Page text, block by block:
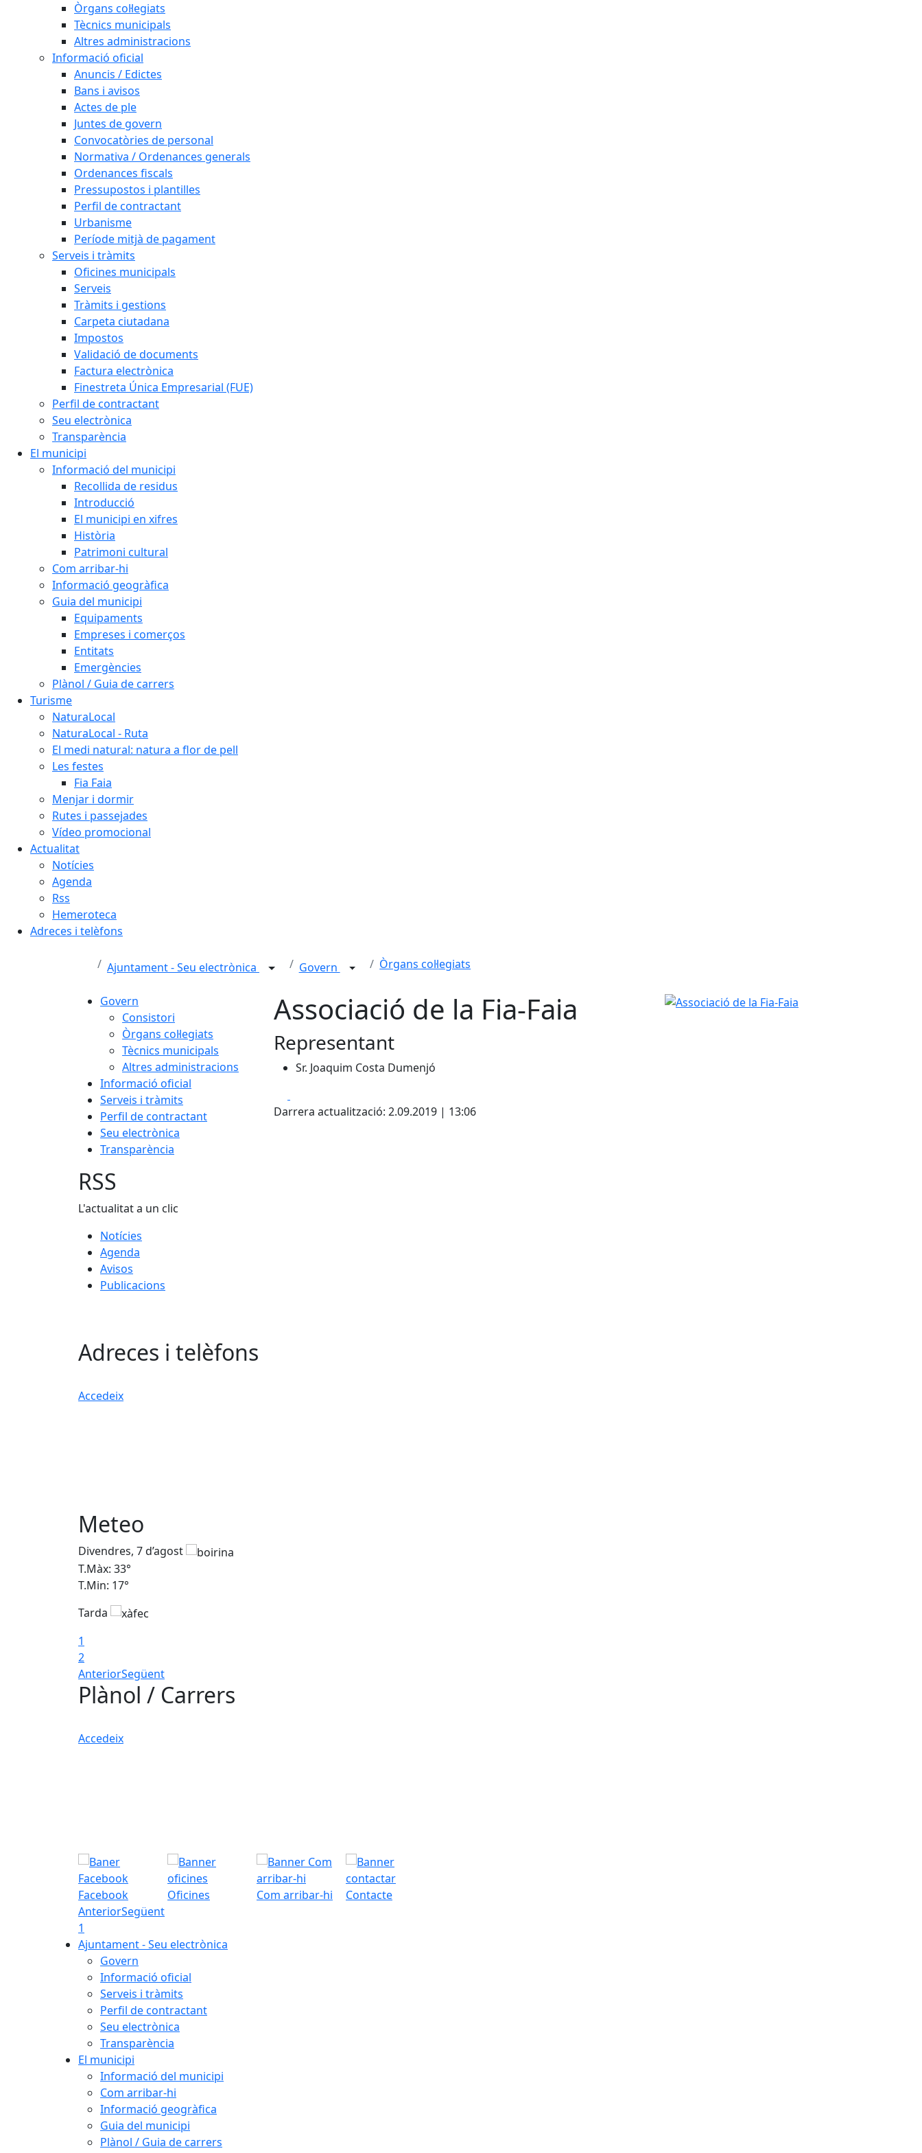
Òrgans col·legiats
Tècnics municipals
Altres administracions
Informació oficial
Anuncis / Edictes
Bans i avisos
Actes de ple
Juntes de govern
Convocatòries de personal
Normativa / Ordenances generals
Ordenances fiscals
Pressupostos i plantilles
Perfil de contractant
Urbanisme
Període mitjà de pagament
Serveis i tràmits
Oficines municipals
Serveis
Tràmits i gestions
Carpeta ciutadana
Impostos
Validació de documents
Factura electrònica
Finestreta Única Empresarial (FUE)
Perfil de contractant
Seu electrònica
Transparència
El municipi
Informació del municipi
Recollida de residus
Introducció
El municipi en xifres
Història
Patrimoni cultural
Com arribar-hi
Informació geogràfica
Guia del municipi
Equipaments
Empreses i comerços
Entitats
Emergències
Plànol / Guia de carrers
Turisme
NaturaLocal
NaturaLocal - Ruta
El medi natural: natura a flor de pell
Les festes
Fia Faia
Menjar i dormir
Rutes i passejades
Vídeo promocional
Actualitat
Notícies
Agenda
Rss
Hemeroteca
Adreces i telèfons
Ajuntament - Seu electrònica Govern Òrgans col·legiats
Govern
Consistori
Òrgans col·legiats
Tècnics municipals
Altres administracions
Informació oficial
Serveis i tràmits
Perfil de contractant
Seu electrònica
Transparència
Associació de la Fia-Faia
Representant
Sr. Joaquim Costa Dumenjó
Darrera actualització: 2.09.2019 | 13:06
Associació de la Fia-Faia
RSS
L'actualitat a un clic
Notícies
Agenda
Avisos
Publicacions
Adreces i telèfons
Accedeix
Meteo
Divendres, 7 d’agost
T.Màx: 33°
T.Min: 17°
Tarda
1
2
AnteriorSegüent
Plànol / Carrers
Accedeix
Facebook Oficines Com arribar-hi
Contacte
AnteriorSegüent
1
Ajuntament - Seu electrònica
Govern
Informació oficial
Serveis i tràmits
Perfil de contractant
Seu electrònica
Transparència
El municipi
Informació del municipi
Com arribar-hi
Informació geogràfica
Guia del municipi
Plànol / Guia de carrers